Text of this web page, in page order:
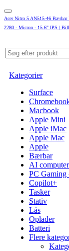
Acer Nitro 5 AN515-46
2280 - Micron - 15.6" IPS |
Kategorier
Surface
Macbook
Apple Mini
Apple iMac
Apple Mac
Apple
Bærbar
AI computer
PC Gaming
Copilot+
Tasker
Stativ
Lås
Oplader
Batteri
Flere